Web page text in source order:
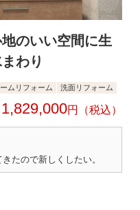
のいい空間に生
わり
ムリフォーム 洗面リフォーム
1,829,000円
たので新しくしたい。